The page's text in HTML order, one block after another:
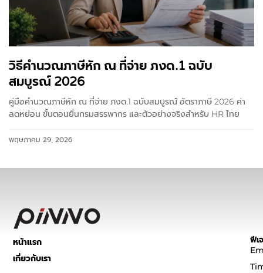
วิธีคำนวณภาษีหัก ณ ที่จ่าย ภงด.1 ฉบับ
สมบูรณ์ 2026
คู่มือคำนวณภาษีหัก ณ ที่จ่าย ภงด.1 ฉบับสมบูรณ์ อัตราภาษี 2026 ค่า
ลดหย่อน ขั้นตอนยื่นกรมสรรพากร และตัวอย่างจริงสำหรับ HR ไทย
พฤษภาคม 29, 2026
หน้าแรก
เกี่ยวกับเรา
ฟีเ